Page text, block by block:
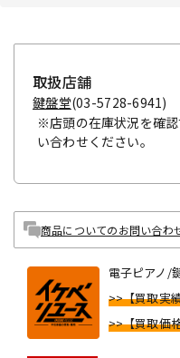
取扱店舗
鍵盤堂(03-5728-6941)
※店頭の在庫状況を確
い合わせください。
商品についてのお問い合わ
電子ピアノ/
>>【買取実
>>【買取価